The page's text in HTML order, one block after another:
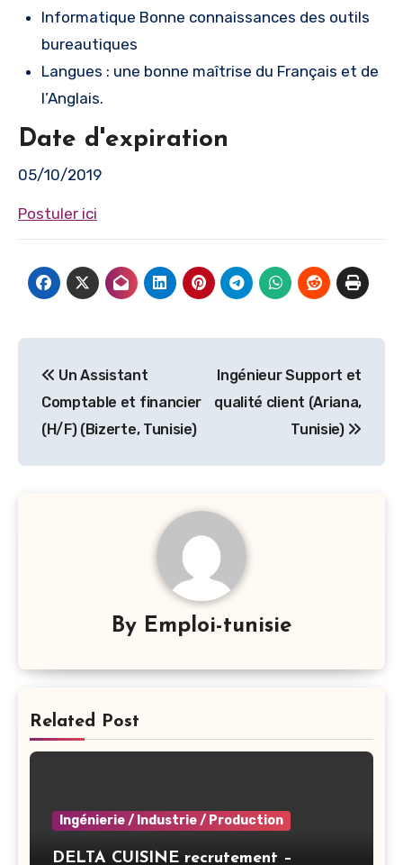
Informatique Bonne connaissances des outils
bureautiques
Langues : une bonne maîtrise du Français et de
l’Anglais.
Date d'expiration
05/10/2019
Postuler ici
de
l’article
Un Assistant
Comptable et financier
(H/F) (Bizerte, Tunisie)
Ingénieur Support et
qualité client (Ariana,
Tunisie)
By Emploi-tunisie
Related Post
Ingénierie / Industrie / Production
DELTA CUISINE recrutement –